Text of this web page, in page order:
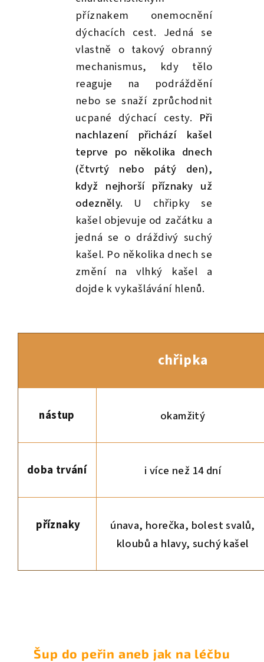
příznakem onemocnění
dýchacích cest. Jedná se
vlastně o takový obranný
mechanismus, kdy tělo
reaguje na podráždění
nebo se snaží zprůchodnit
ucpané dýchací cesty. Při
nachlazení přichází kašel
teprve po několika dnech
(čtvrtý nebo pátý den),
když nejhorší příznaky už
odezněly. U chřipky se
kašel objevuje od začátku a
jedná se o dráždivý suchý
kašel. Po několika dnech se
změní na vlhký kašel a
dojde k vykašlávání hlenů.
chřipka
nástup okamžitý
doba trvání i více než 14 dní
příznaky
únava, horečka, bolest svalů,
kloubů a hlavy, suchý kašel
Šup do peřin aneb jak na léčbu